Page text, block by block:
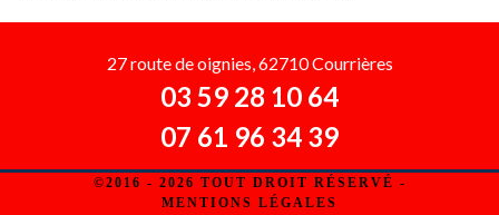
27 route de oignies, 62710 Courrières
03 59 28 10 64
07 61 96 34 39
©2016 - 2026 TOUT DROIT RÉSERVÉ -
MENTIONS LÉGALES